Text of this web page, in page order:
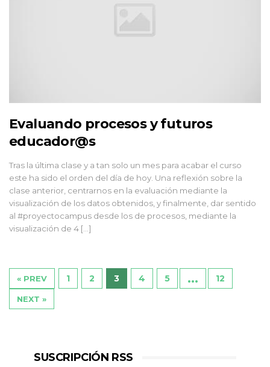
Evaluando procesos y futuros
educador@s
Tras la última clase y a tan solo un mes para acabar el curso
este ha sido el orden del día de hoy. Una reflexión sobre la
clase anterior, centrarnos en la evaluación mediante la
visualización de los datos obtenidos, y finalmente, dar sentido
al #proyectocampus desde los de procesos, mediante la
visualización de 4 […]
« PREV 1 2 3 4 5 … 12
NEXT »
SUSCRIPCIÓN RSS